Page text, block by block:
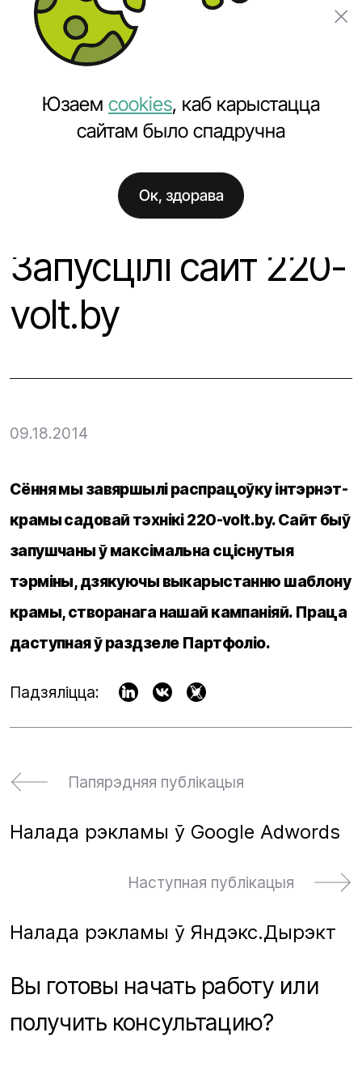
Навіны Запусцілі сайт 220-volt.by
Запусцілі сайт 220-
volt.by
09.18.2014
Сёння мы завяршылі распрацоўку інтэрнэт-
крамы садовай тэхнікі 220-volt.by. Сайт быў
запушчаны ў максімальна сціснутыя
тэрміны, дзякуючы выкарыстанню шаблону
крамы, створанага нашай кампаніяй. Праца
даступная ў раздзеле Партфоліо.
Падзяліцца:
Папярэдняя публікацыя
Налада рэкламы ў Google Adwords
Наступная публікацыя
Налада рэкламы ў Яндэкс.Дырэкт
Вы готовы начать работу или
получить консультацию?
Юзаем cookies, каб карыстацца
сайтам было спадручна
Ок, здорава